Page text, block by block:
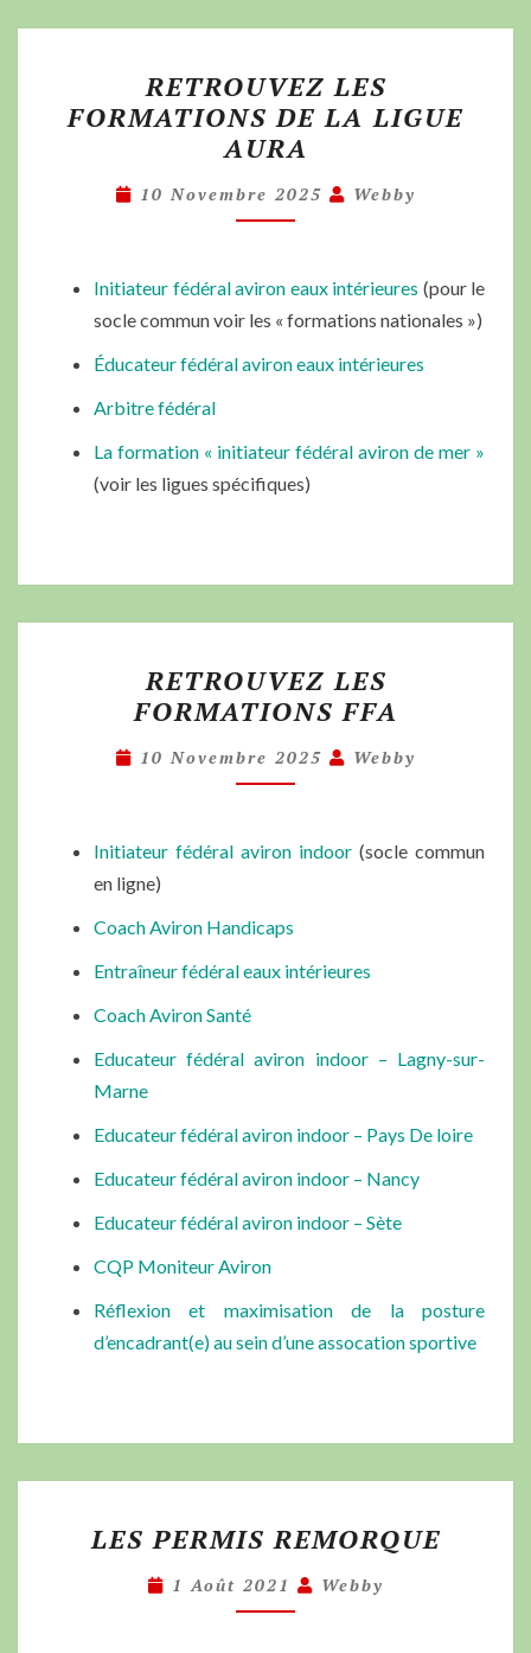
RETROUVEZ LES
FORMATIONS DE LA LIGUE
AURA
10 Novembre 2025 Webby
Initiateur fédéral aviron eaux intérieures (pour le
socle commun voir les « formations nationales »)
Éducateur fédéral aviron eaux intérieures
Arbitre fédéral
La formation « initiateur fédéral aviron de mer »
(voir les ligues spécifiques)
RETROUVEZ LES
FORMATIONS FFA
10 Novembre 2025 Webby
Initiateur fédéral aviron indoor (socle commun
en ligne)
Coach Aviron Handicaps
Entraîneur fédéral eaux intérieures
Coach Aviron Santé
Educateur fédéral aviron indoor – Lagny-sur-
Marne
Educateur fédéral aviron indoor – Pays De loire
Educateur fédéral aviron indoor – Nancy
Educateur fédéral aviron indoor – Sète
CQP Moniteur Aviron
Réflexion et maximisation de la posture
d’encadrant(e) au sein d’une assocation sportive
LES PERMIS REMORQUE
1 Août 2021 Webby